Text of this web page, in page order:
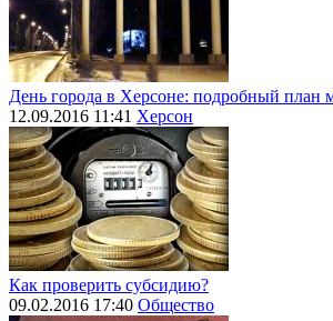
День города в Херсоне: подробный план
12.09.2016 11:41 Херсон
Как проверить субсидию?
09.02.2016 17:40 Общество